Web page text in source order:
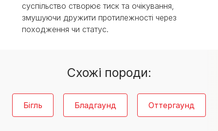
суспільство створює тиск та очікування,
змушуючи дружити протилежності через
походження чи статус.
Cхожі породи:
Бігль Бладгаунд Оттергаунд